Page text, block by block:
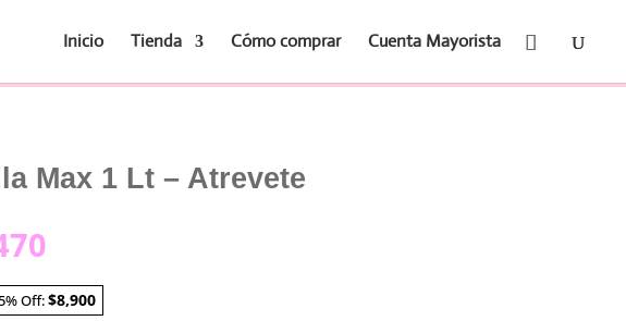
Inicio Tienda Cómo comprar Cuenta Mayorista
Max 1 Lt – Atrevete
Off:$8,900